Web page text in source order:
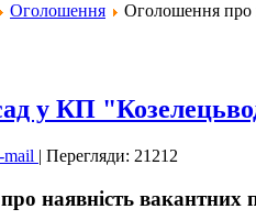
Оголошення Оголошення про
у КП
mail | Перегляди: 21212
наявність